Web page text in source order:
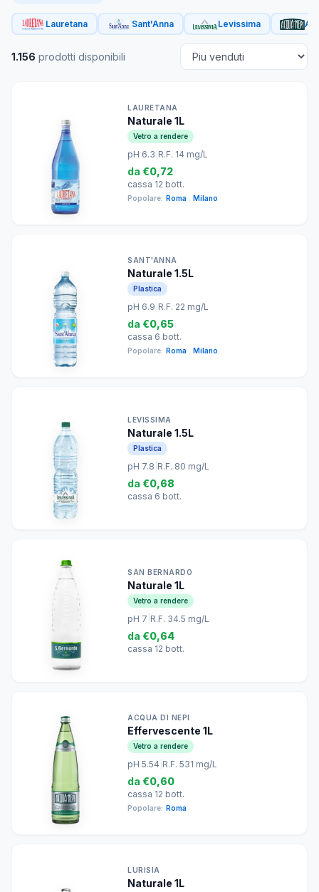
Lauretana Sant'Anna Levissima
1.156 prodotti disponibili
LAURETANA
Naturale 1L
Vetro a rendere
pH 6.3 R.F. 14 mg/L
da €0,72
cassa 12 bott.
Popolare: Roma Milano
SANT'ANNA
Naturale 1.5L
Plastica
pH 6.9 R.F. 22 mg/L
da €0,65
cassa 6 bott.
Popolare: Roma Milano
LEVISSIMA
Naturale 1.5L
Plastica
pH 7.8 R.F. 80 mg/L
da €0,68
cassa 6 bott.
SAN BERNARDO
Naturale 1L
Vetro a rendere
pH 7 R.F. 34.5 mg/L
da €0,64
cassa 12 bott.
ACQUA DI NEPI
Effervescente 1L
Vetro a rendere
pH 5.54 R.F. 531 mg/L
da €0,60
cassa 12 bott.
Popolare: Roma
LURISIA
Naturale 1L